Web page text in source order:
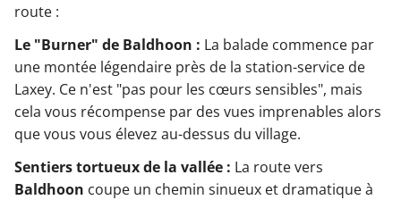
route :
Le "Burner" de Baldhoon : La balade commence par
une montée légendaire près de la station-service de
Laxey. Ce n'est "pas pour les cœurs sensibles", mais
cela vous récompense par des vues imprenables alors
que vous vous élevez au-dessus du village.
Sentiers tortueux de la vallée : La route vers
Baldhoon coupe un chemin sinueux et dramatique à